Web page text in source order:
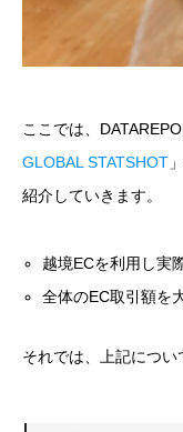
ここでは、
GLOBAL STATSHOT
紹介していきます。
越境ECを利用し実
全体のEC取引額を
それでは、上記につい